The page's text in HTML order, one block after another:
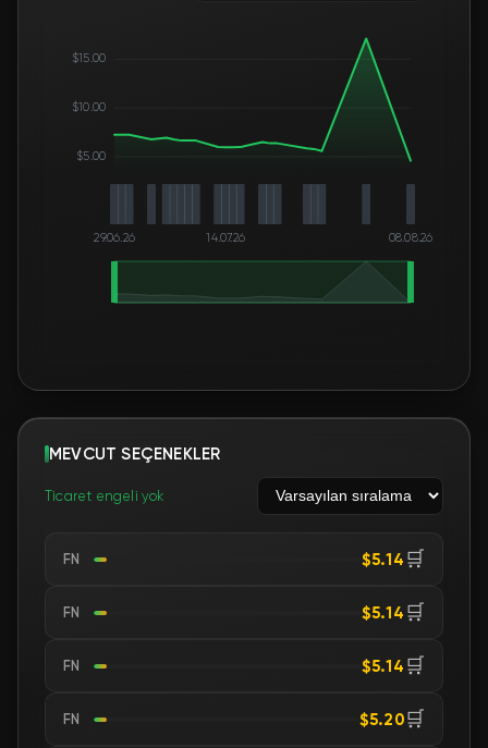
$5.00
$10.00
$15.00
29.06.26 14.07.26 08.08.26
MEVCUT SEÇENEKLER
Ticaret engeli yok
FN $5.14 🛒
FN $5.14 🛒
FN $5.14 🛒
FN $5.20🛒